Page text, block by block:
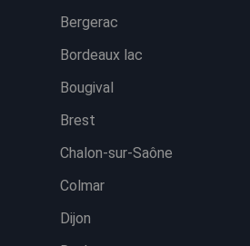
Bergerac
Bordeaux lac
Bougival
Brest
Chalon-sur-Saône
Colmar
Dijon